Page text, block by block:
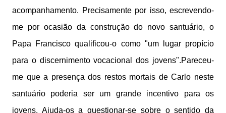
acompanhamento. Precisamente por isso, escrevendo-
me por ocasião da construção do novo santuário, o
Papa Francisco qualificou-o como "um lugar propício
para o discernimento vocacional dos jovens".Pareceu-
me que a presença dos restos mortais de Carlo neste
santuário poderia ser um grande incentivo para os
jovens. Ajuda-os a questionar-se sobre o sentido da